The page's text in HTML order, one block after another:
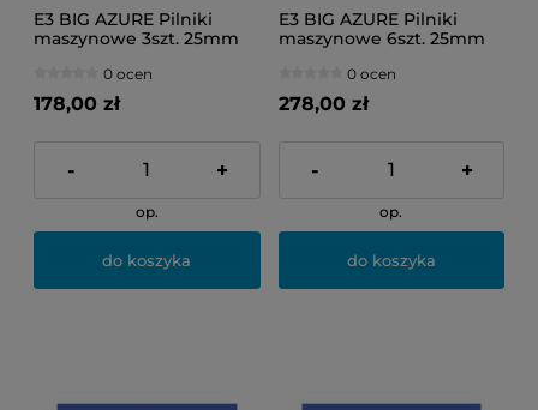
E3 BIG AZURE Pilniki
maszynowe 3szt. 25mm
0 ocen
178,00 zł
- +
op.
do koszyka
E3 BIG AZURE Pilniki
maszynowe 6szt. 25mm
0 ocen
278,00 zł
- +
op.
do koszyka